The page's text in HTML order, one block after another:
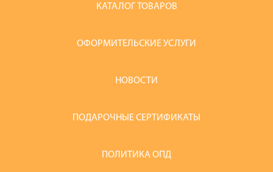
КАТАЛОГ ТОВАРОВ
ОФОРМИТЕЛЬСКИЕ УСЛУГИ
НОВОСТИ
ПОДАРОЧНЫЕ СЕРТИФИКАТЫ
ПОЛИТИКА ОПД